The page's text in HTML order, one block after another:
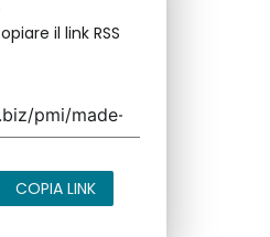
il link RSS
COPIA LINK